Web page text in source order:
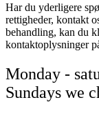
Har du yderligere
rettigheder, kontakt
behandling, kan du
kontaktoplysninger
Monday -
Sundays we